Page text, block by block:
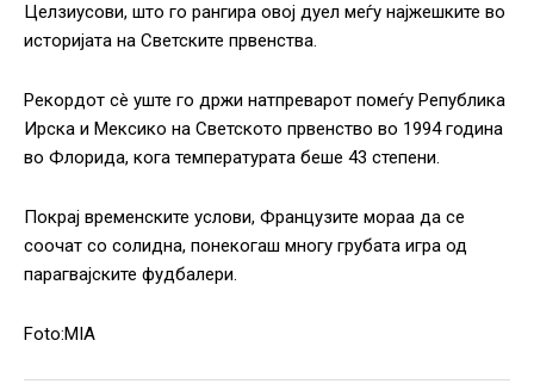
Целзиусови, што го рангира овој дуел меѓу најжешките во
историјата на Светските првенства.
Рекордот сè уште го држи натпреварот помеѓу Република
Ирска и Мексико на Светското првенство во 1994 година
во Флорида, кога температурата беше 43 степени.
Покрај временските услови, Французите мораа да се
соочат со солидна, понекогаш многу грубата игра од
парагвајските фудбалери.
Foto:MIA